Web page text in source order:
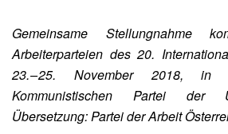
Gemeinsame Stellungnahme
Arbeiterparteien des 20.
23. – 25. November 2018, in
Kommunistischen Partei der
Übersetzung: Partei der Arbeit